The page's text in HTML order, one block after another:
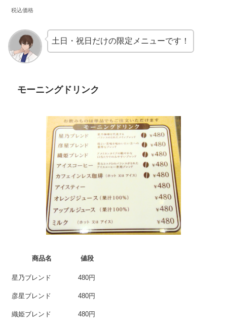
税込価格
土日・祝日だけの限定メニューです！
モーニングドリンク
商品名 値段
星乃ブレンド 480円
彦星ブレンド 480円
織姫ブレンド 480円